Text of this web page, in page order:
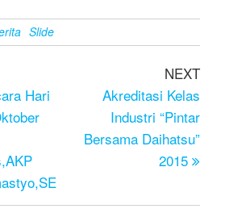
Slide
Hari
NEXT
Akreditasi Kelas
Industri “Pintar
Bersama Daihatsu”
2015